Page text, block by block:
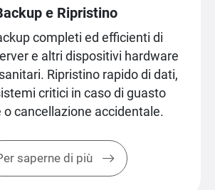
e Ripristino
completi ed efficienti di
e altri dispositivi hardware
Ripristino rapido di dati,
critici in caso di guasto
o cancellazione accidentale.
saperne di più